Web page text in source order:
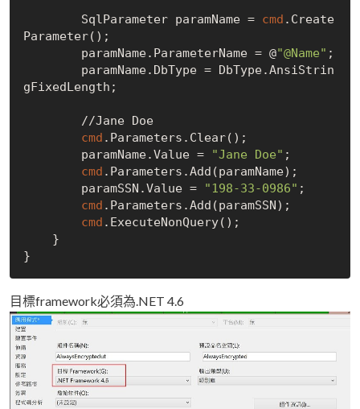
        SqlParameter paramName =
cmd . Create
Parameter();
        paramName.ParameterName = @
"@Name" ;
gFixedLength;
cmd . Parameters.Clear();
        paramName.Value =
"Jane Doe" ;
cmd . Parameters.Add(paramName);
        paramSSN.Value =
"198-33-0986" ;
cmd . Parameters.Add(paramSSN);
cmd . ExecuteNonQuery();
目標framework必須為.NET 4.6